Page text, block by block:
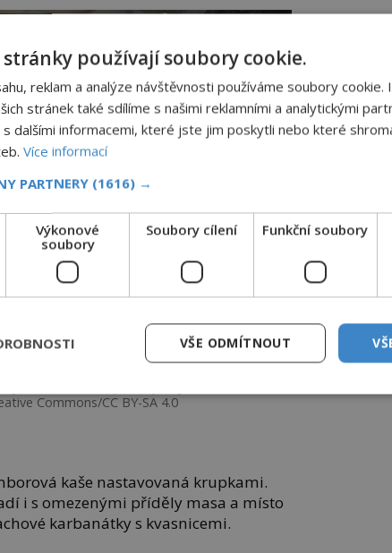
surovinou pro nepravý tvaroh. FOTO:
Commons/CC BY-SA 4.0
kaše nastavovaná krupkami.
i s omezenými příděly masa a místo
karbanátky s kvasnicemi.
používají soubory cookie.
reklam a analýze návštěvnosti používáme soubory cookie.
stránek také sdílíme s našimi reklamními a analytickými
dalšími informacemi, které jste jim poskytli nebo které
Více informací
PARTNERY (1616) →
Výkonové
soubory
Soubory cílení Funkční soubory
VŠE ODMÍTNOUT